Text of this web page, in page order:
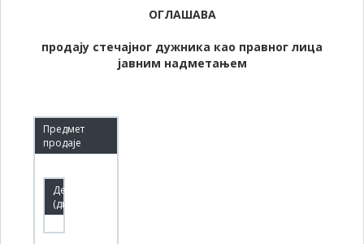
ОГЛАШАВА
продају стечајног дужника као правног лица
јавним надметањем